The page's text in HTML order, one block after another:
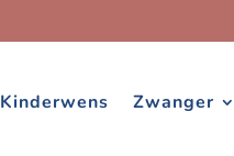
Kinderwens Zwanger